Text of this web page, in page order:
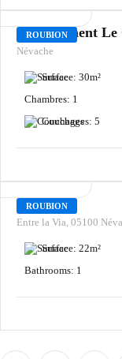
ROUBION
LOCATION
Appartement Le
Névache
Surface: 30m²
Chambres: 1
Couchages: 5
ROUBION
LOCATION
Chamois
Entre la Via, 05100
Surface: 22m²
Bathrooms: 1